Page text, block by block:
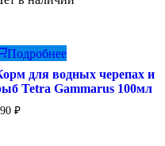
Подробнее
для водных черепах и
Tetra Gammarus 100мл
₽